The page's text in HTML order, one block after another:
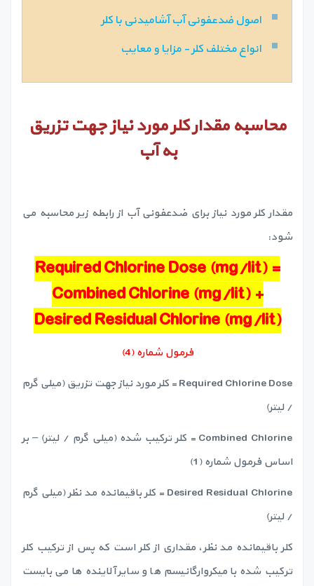
اصول ضدعفونی آب آشامیدنی با کلر
انواع مختلف کلر - مزایا و معایب
محاسبه مقدار کلر مورد نیاز جهت تزریق
به آب
مقدار کلر مورد نیاز برای ضدعفونی آب از رابطه زیر محاسبه می
شود:
Required Chlorine Dose (mg/lit) =
Combined Chlorine (mg/lit) +
Desired Residual Chlorine (mg/lit)
فرمول شماره (4)
Required Chlorine Dose = کلر مورد نیاز جهت تزریق (میلی گرم
/ لیتر)
Combined Chlorine = کلر ترکیب شده (میلی گرم / لیتر) – بر
اساس فرمول شماره (1)
Desired Residual Chlorine = کلر باقیمانده مد نظر (میلی گرم
/ لیتر)
کلر باقیمانده مد نظر، مقداری از کلر است که پس از ترکیب کلر
ترکیب شده با میکروارگانیسم ها و سایر آلاینده ها می بایست